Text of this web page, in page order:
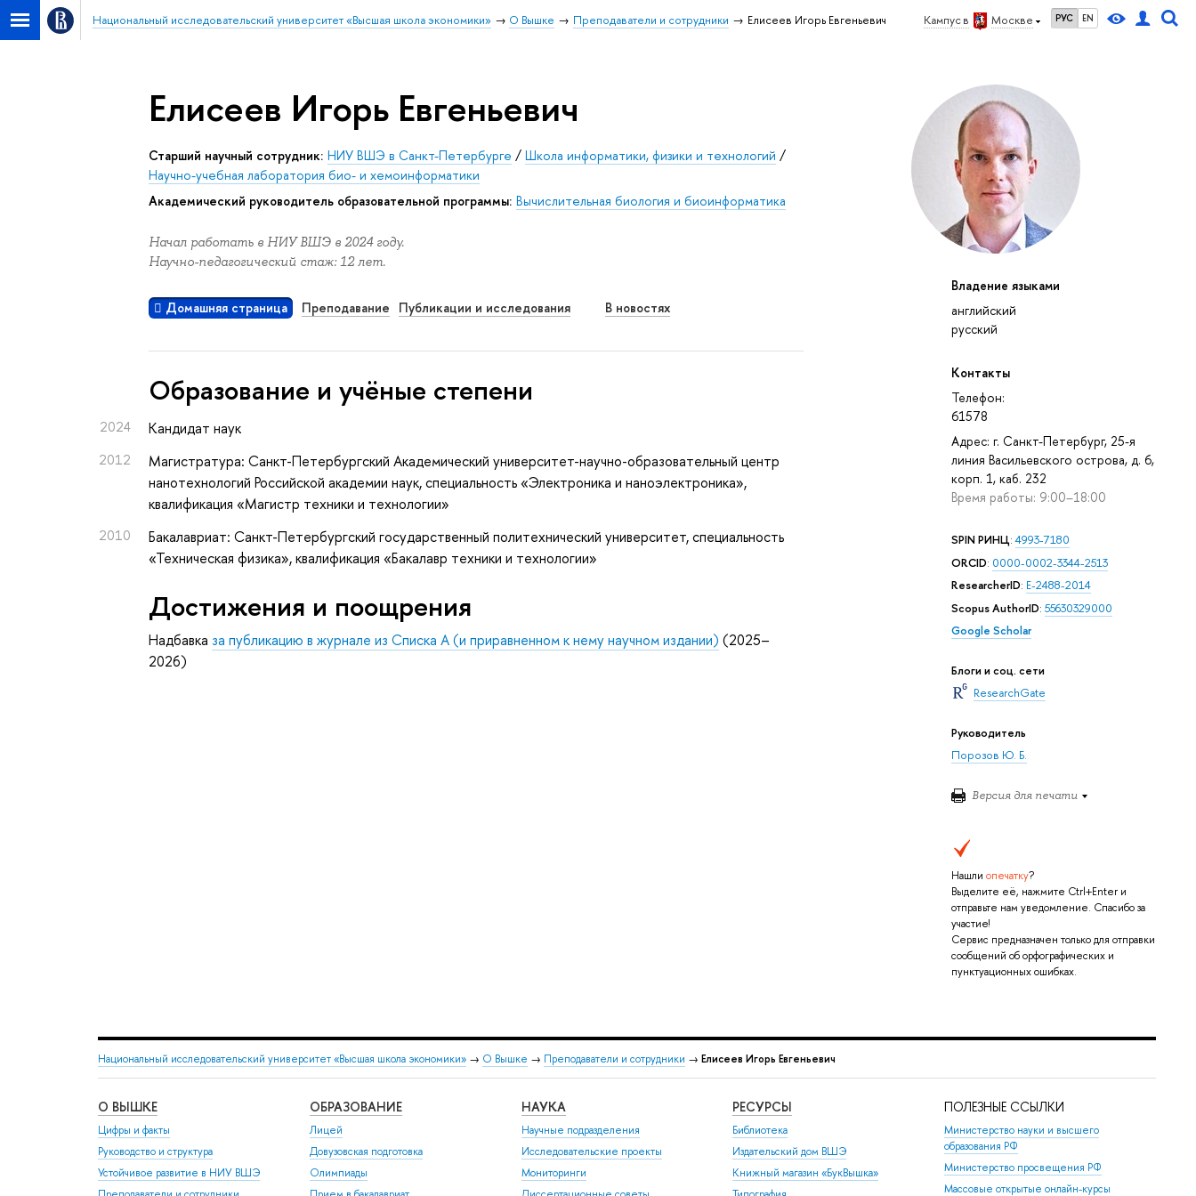
Кампус в Москве РУС EN
Национальный исследовательский университет «Высшая школа экономики» О Вышке Преподаватели и сотрудники Елисеев Игорь Евгеньевич
Владение языками
английский
русский
Контакты
Телефон:
61578
Адрес: г. Санкт-Петербург, 25-я
линия Васильевского острова, д. 6,
корп. 1, каб. 232
Время работы: 9:00–18:00
SPIN РИНЦ:4993-7180
ORCID: 0000-0002-3344-2513
ResearcherID: E-2488-2014
Scopus AuthorID: 55630329000
Google Scholar
Блоги и соц. сети
ResearchGate
Руководитель
Порозов Ю. Б.
Версия для печати
Нашли опечатку?
Выделите её, нажмите Ctrl+Enter и
отправьте нам уведомление. Спасибо за
участие!
Сервис предназначен только для отправки
сообщений об орфографических и
пунктуационных ошибках.
Елисеев Игорь Евгеньевич
Старший научный сотрудник: НИУ ВШЭ в Санкт-Петербурге /Школа информатики, физики и технологий /
Научно-учебная лаборатория био- и хемоинформатики
Академический руководитель образовательной программы: Вычислительная биология и биоинформатика
Начал работать в НИУ ВШЭ в 2024 году.
Научно-педагогический стаж: 12 лет.
Домашняя страница Преподавание Публикации и исследования В новостях
Oбразование и учёные степени
2024 Кандидат наук
2012
Магистратура: Санкт-Петербургский Академический университет-научно-образовательный центр
нанотехнологий Российской академии наук, специальность «Электроника и наноэлектроника»,
квалификация «Магистр техники и технологии»
2010
Бакалавриат: Санкт-Петербургский государственный политехнический университет, специальность
«Техническая физика», квалификация «Бакалавр техники и технологии»
Достижения и поощрения
Надбавка за публикацию в журнале из Списка А (и приравненном к нему научном издании) (2025–
2026)
Национальный исследовательский университет «Высшая школа экономики» → О Вышке → Преподаватели и сотрудники → Елисеев Игорь Евгеньевич
О ВЫШКЕ
Цифры и факты
Руководство и структура
Устойчивое развитие в НИУ ВШЭ
ОБРАЗОВАНИЕ
Лицей
Довузовская подготовка
Олимпиады
НАУКА
Научные подразделения
Исследовательские проекты
Мониторинги
РЕСУРСЫ
Библиотека
Издательский дом ВШЭ
Книжный магазин «БукВышка»
ПОЛЕЗНЫЕ ССЫЛКИ
Министерство науки и высшего
образования РФ
Министерство просвещения РФ
Массовые открытые онлайн-курсы